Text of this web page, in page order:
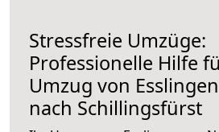
Stressfreie Umzüge:
Professionelle Hilfe
Umzug von
nach Schillingsfürst